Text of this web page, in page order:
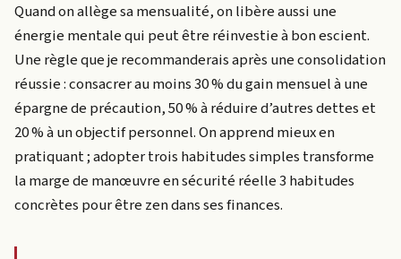
Quand on allège sa mensualité, on libère aussi une
énergie mentale qui peut être réinvestie à bon escient.
Une règle que je recommanderais après une consolidation
réussie : consacrer au moins 30 % du gain mensuel à une
épargne de précaution, 50 % à réduire d’autres dettes et
20 % à un objectif personnel. On apprend mieux en
pratiquant ; adopter trois habitudes simples transforme
la marge de manœuvre en sécurité réelle 3 habitudes
concrètes pour être zen dans ses finances.